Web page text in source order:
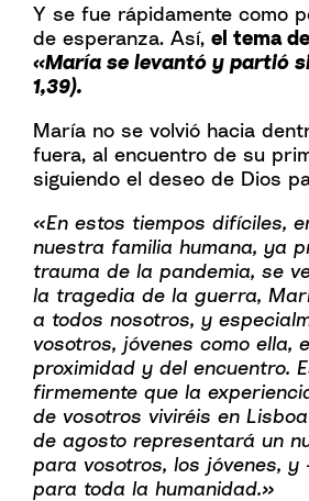
Y se fue rápidamente como
de esperanza. Así, el tema
«María se levantó y partió
1,39).
María no se volvió hacia
fuera, al encuentro de su
siguiendo el deseo de Dios
«En estos tiempos difíciles,
nuestra familia humana, ya
trauma de la pandemia, se
la tragedia de la guerra,
a todos nosotros, y
vosotros, jóvenes como ella,
proximidad y del encuentro.
firmemente que la
de vosotros viviréis en
de agosto representará un
para vosotros, los jóvenes, y
para toda la humanidad.»